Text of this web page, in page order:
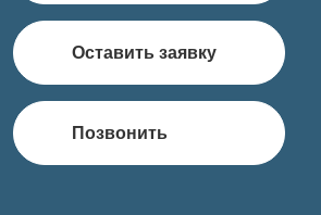
Оставить заявку
Позвонить